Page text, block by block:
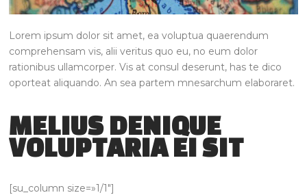
Lorem ipsum dolor sit amet, ea voluptua quaerendum
comprehensam vis, alii veritus quo eu, no eum dolor
rationibus ullamcorper. Vis at consul deserunt, has te dico
oporteat aliquando. An sea partem mnesarchum elaboraret.
MELIUS DENIQUE
VOLUPTARIA EI SIT
[su_column size=»1/1″]